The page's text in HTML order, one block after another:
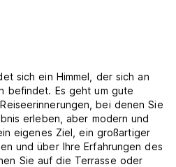
sich ein Himmel, der sich an
befindet. Es geht um gute
bei denen Sie
erleben, aber modern und
eigenes Ziel, ein großartiger
und über Ihre Erfahrungen des
Sie auf die Terrasse oder